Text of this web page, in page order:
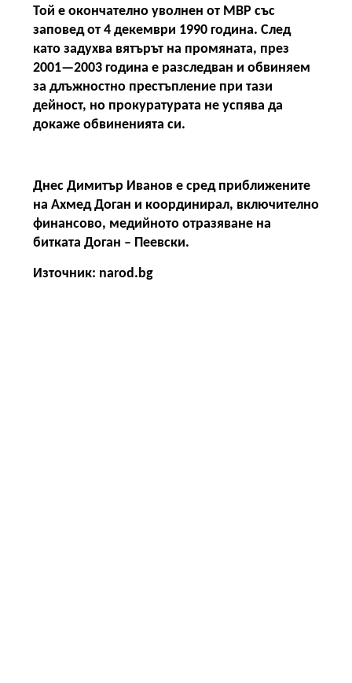
Той е окончателно уволнен от МВР със
заповед от 4 декември 1990 година. След
като задухва вятърът на промяната, през
2001—2003 година е разследван и обвиняем
за длъжностно престъпление при тази
дейност, но прокуратурата не успява да
докаже обвиненията си.
Днес Димитър Иванов е сред приближените
на Ахмед Доган и координирал, включително
финансово, медийното отразяване на
битката Доган – Пеевски.
Източник: narod.bg